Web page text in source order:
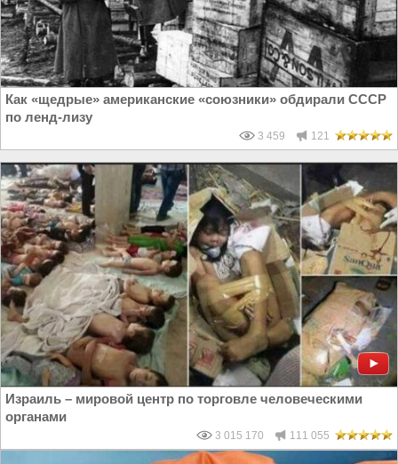
Как «щедрые» американские «союзники» обдирали СССР
по ленд-лизу
3 459 121
Израиль – мировой центр по торговле человеческими
органами
3 015 170 111 055